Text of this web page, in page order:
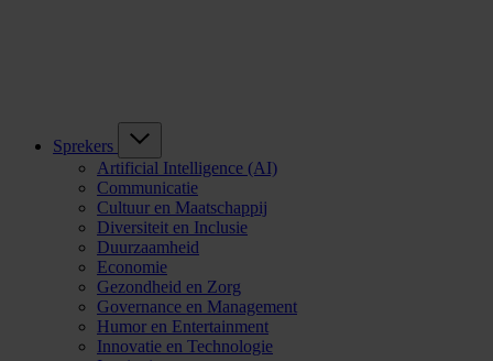
Sprekers
Artificial Intelligence (AI)
Communicatie
Cultuur en Maatschappij
Diversiteit en Inclusie
Duurzaamheid
Economie
Gezondheid en Zorg
Governance en Management
Humor en Entertainment
Innovatie en Technologie